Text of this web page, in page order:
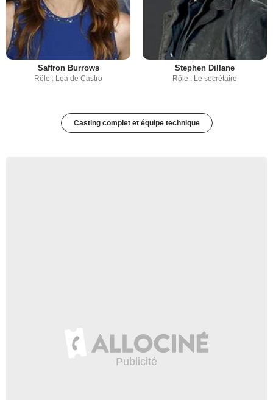
Saffron Burrows
Rôle : Lea de Castro
Stephen Dillane
Rôle : Le secrétaire
Casting complet et équipe technique